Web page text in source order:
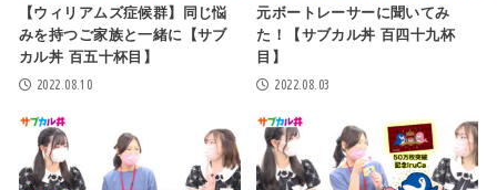
【ウィリアムズ症候群】同じ悩
みを持つご家族と一緒に【サブ
カル丼 百五十杯目】
2022.08.10
元ボートレーサーに聞いてみ
た！【サブカル丼 百四十九杯
目】
2022.08.03